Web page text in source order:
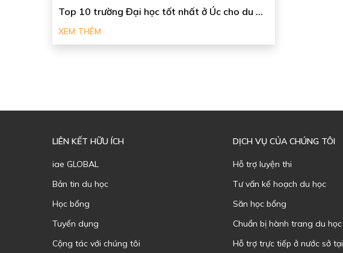
Top 10 trường Đại học tốt nhất ở Úc cho du ...
XEM THÊM
LIÊN KẾT HỮU ÍCH
iae GLOBAL
Bản tin du học
Học bổng
Tuyển dụng
Cộng tác với chúng tôi
DỊCH VỤ CỦA CHÚNG TÔI
Hỗ trợ luyện thi
Tư vấn kế hoạch du học
Săn học bổng
Chuẩn bị hành trang du học
Hỗ trợ trực tiếp ở nước sở tại